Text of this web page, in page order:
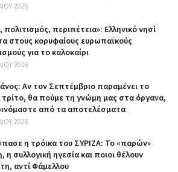
2026
πολιτισμός, περιπέτεια»: Ελληνικό νησί
στους κορυφαίους ευρωπαϊκούς
για το καλοκαίρι
2026
Αν τον Σεπτέμβριο παραμένει το
θα πούμε τη γνώμη μας στα όργανα,
από τα αποτελέσματα
2026
η τρόικα του ΣΥΡΙΖΑ: Το «παρών»
η συλλογική ηγεσία και ποιοι θέλουν
αντί Φάμελλου